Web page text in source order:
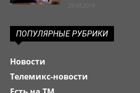
29.03.2019
ПОПУЛЯРНЫЕ РУБРИКИ
Новости
Телемикс-новости